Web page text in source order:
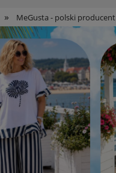
» MeGusta - polski producent